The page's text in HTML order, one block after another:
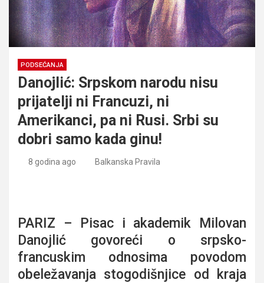
PODSEĆANJA
Danojlić: Srpskom narodu nisu
prijatelji ni Francuzi, ni
Amerikanci, pa ni Rusi. Srbi su
dobri samo kada ginu!
8 godina ago Balkanska Pravila
PARIZ – Pisac i akademik Milovan
Danojlić govoreći o srpsko-
francuskim odnosima povodom
obeležavanja stogodišnjice od kraja